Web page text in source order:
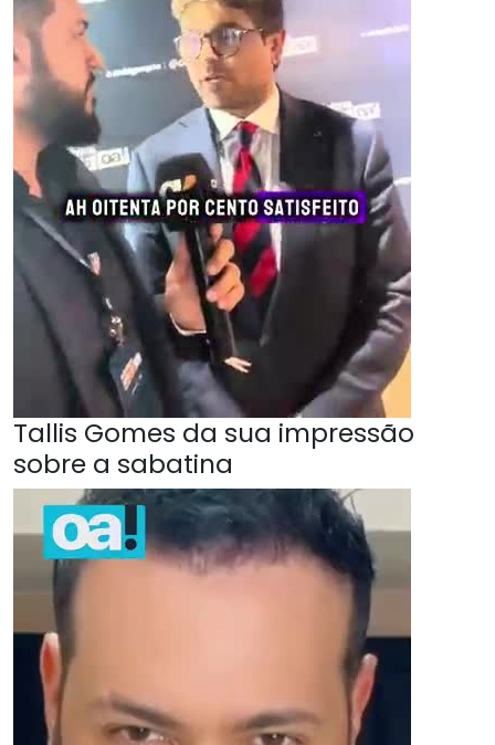
Tallis Gomes da sua impressão
sobre a sabatina